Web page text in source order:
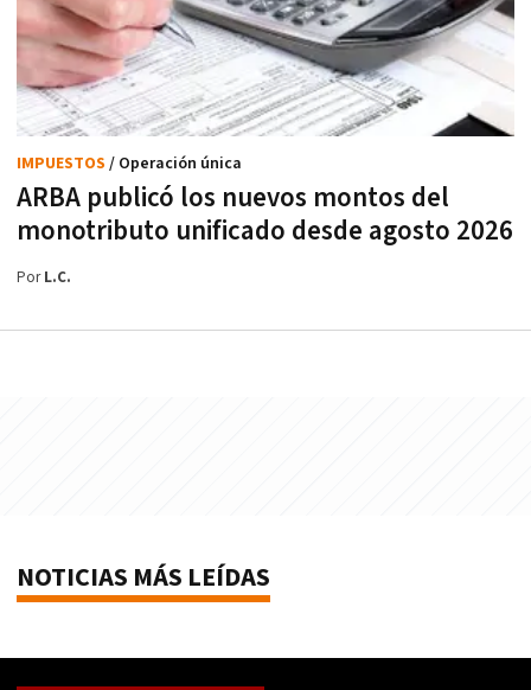
ARBA publicó los nuevos montos del
monotributo unificado desde agosto 2026
IMPUESTOS / Operación única
PorL.C.
NOTICIAS MÁS LEÍDAS